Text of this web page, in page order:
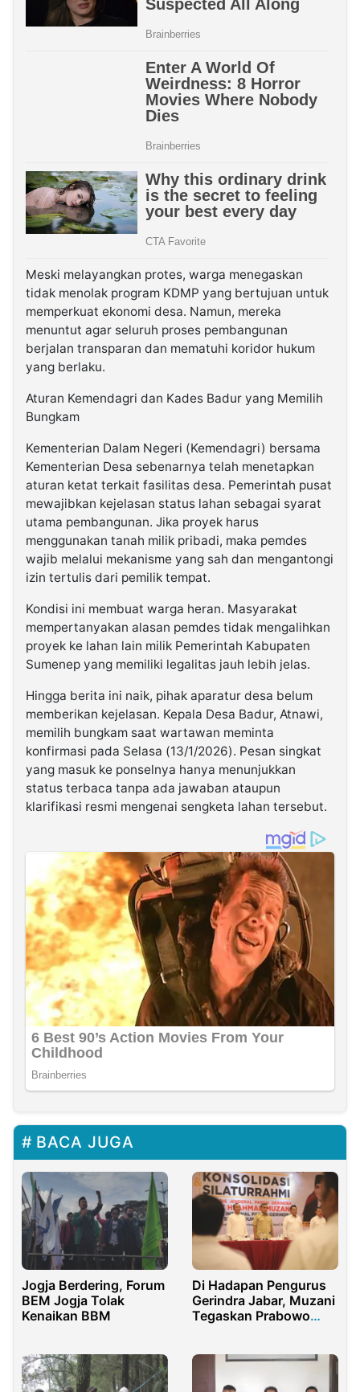
Meski melayangkan protes, warga menegaskan
tidak menolak program KDMP yang bertujuan untuk
memperkuat ekonomi desa. Namun, mereka
menuntut agar seluruh proses pembangunan
berjalan transparan dan mematuhi koridor hukum
yang berlaku.
Aturan Kemendagri dan Kades Badur yang Memilih
Bungkam
Kementerian Dalam Negeri (Kemendagri) bersama
Kementerian Desa sebenarnya telah menetapkan
aturan ketat terkait fasilitas desa. Pemerintah pusat
mewajibkan kejelasan status lahan sebagai syarat
utama pembangunan. Jika proyek harus
menggunakan tanah milik pribadi, maka pemdes
wajib melalui mekanisme yang sah dan mengantongi
izin tertulis dari pemilik tempat.
Kondisi ini membuat warga heran. Masyarakat
mempertanyakan alasan pemdes tidak mengalihkan
proyek ke lahan lain milik Pemerintah Kabupaten
Sumenep yang memiliki legalitas jauh lebih jelas.
Hingga berita ini naik, pihak aparatur desa belum
memberikan kejelasan. Kepala Desa Badur, Atnawi,
memilih bungkam saat wartawan meminta
konfirmasi pada Selasa (13/1/2026). Pesan singkat
yang masuk ke ponselnya hanya menunjukkan
status terbaca tanpa ada jawaban ataupun
klarifikasi resmi mengenai sengketa lahan tersebut.
BACA JUGA
Jogja Berdering, Forum
BEM Jogja Tolak
Kenaikan BBM
Di Hadapan Pengurus
Gerindra Jabar, Muzani
Tegaskan Prabowo